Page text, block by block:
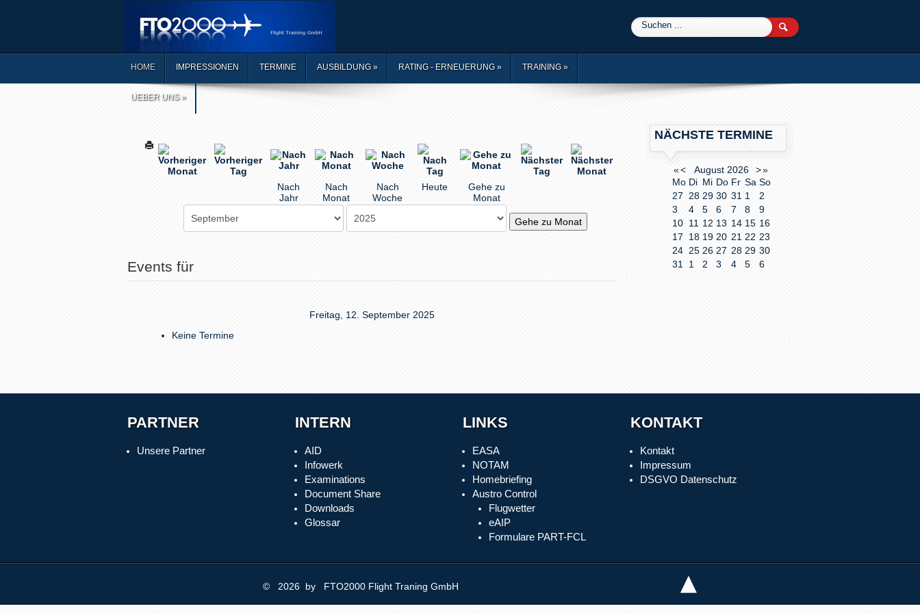
0
HOME IMPRESSIONEN TERMINE AUSBILDUNG» RATING - ERNEUERUNG» TRAINING»
UEBER UNS»
Nach
Jahr
Nach
Monat
Nach
Woche
Heute
Gehe zu
Monat
Gehe zu Monat
Events für
Freitag, 12. September 2025
Keine Termine
NÄCHSTE TERMINE
«< August 2026 >»
Mo Di Mi Do Fr Sa So
27
28 29 30 31 1
2
3
4 5 6 7 8
9
10 11 12 13 14 15 16
17 18 19 20 21 22 23
24 25 26 27 28 29 30
31
1 2 3 4 5 6
PARTNER
Unsere Partner
INTERN
AID
Infowerk
Examinations
Document Share
Downloads
Glossar
LINKS
EASA
NOTAM
Homebriefing
Austro Control
Flugwetter
eAIP
Formulare PART-FCL
KONTAKT
Kontakt
Impressum
DSGVO Datenschutz
© 2026 by FTO2000 Flight Traning GmbH